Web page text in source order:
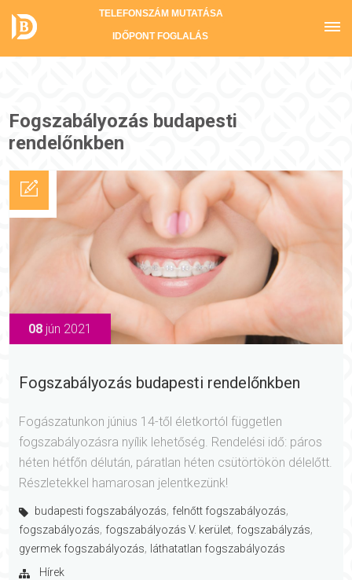
TELEFONSZÁM MUTATÁSA
IDŐPONT FOGLALÁS
Fogszabályozás budapesti
rendelőnkben
08 jún 2021
Fogszabályozás budapesti rendelőnkben
Fogászatunkon június 14-től életkortól független
fogszabályozásra nyílik lehetőség. Rendelési idő: páros
héten hétfőn délután, páratlan héten csütörtökön délelőtt.
Részletekkel hamarosan jelentkezünk!
budapesti fogszabályozás, felnőtt fogszabályozás,
fogszabályozás, fogszabályozás V. kerület, fogszabályzás,
gyermek fogszabályozás, láthatatlan fogszabályozás
Hírek